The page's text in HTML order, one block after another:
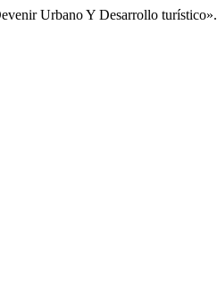
Urbano Y Desarrollo turístico».